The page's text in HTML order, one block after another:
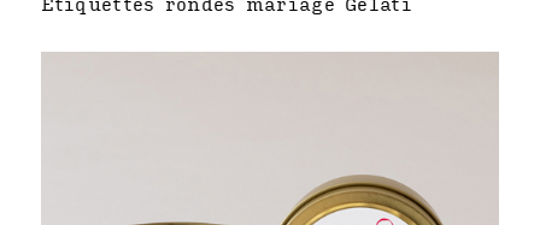
Étiquettes rondes mariage Gelati